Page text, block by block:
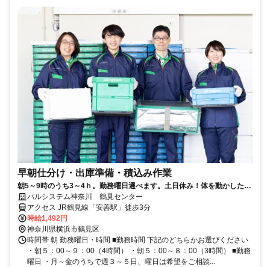
早朝仕分け・出庫準備・積込み作業
朝5～9時のうち3～4ｈ。勤務曜日選べます。土日休み！体を動かしたい
方大歓迎の倉庫内作業です
パルシステム神奈川 鶴見センター
アクセス JR鶴見線「安善駅」徒歩3分
時給1,492円
神奈川県横浜市鶴見区
時間帯 朝 勤務曜日・時間 ■勤務時間 下記のどちらかお選びください
・朝５：00～９：00（4時間） ・朝５：00～８：00（3時間） ■勤務
曜日 ・月～金のうちで週３～５日、曜日は希望をご相談...